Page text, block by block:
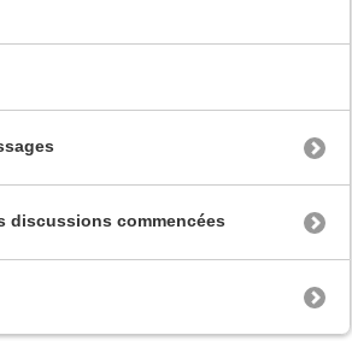
discussions commencées